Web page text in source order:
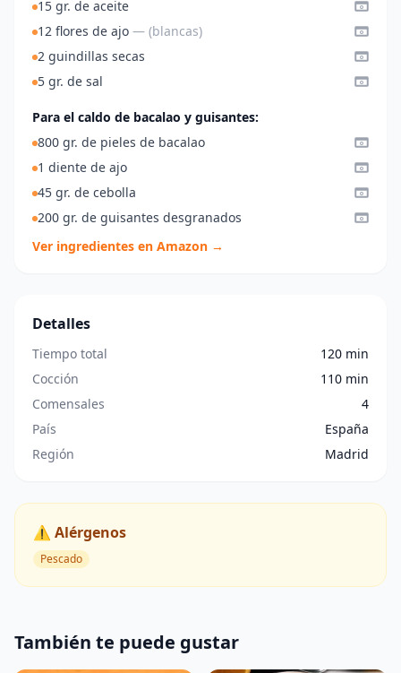
15 gr. de aceite
12 flores de ajo — (blancas)
2 guindillas secas
5 gr. de sal
Para el caldo de bacalao y guisantes:
800 gr. de pieles de bacalao
1 diente de ajo
45 gr. de cebolla
200 gr. de guisantes desgranados
Ver ingredientes en Amazon →
Detalles
Tiempo total
120 min
Cocción
110 min
Comensales
4
País
España
Región
Madrid
⚠️ Alérgenos
Pescado
También te puede gustar